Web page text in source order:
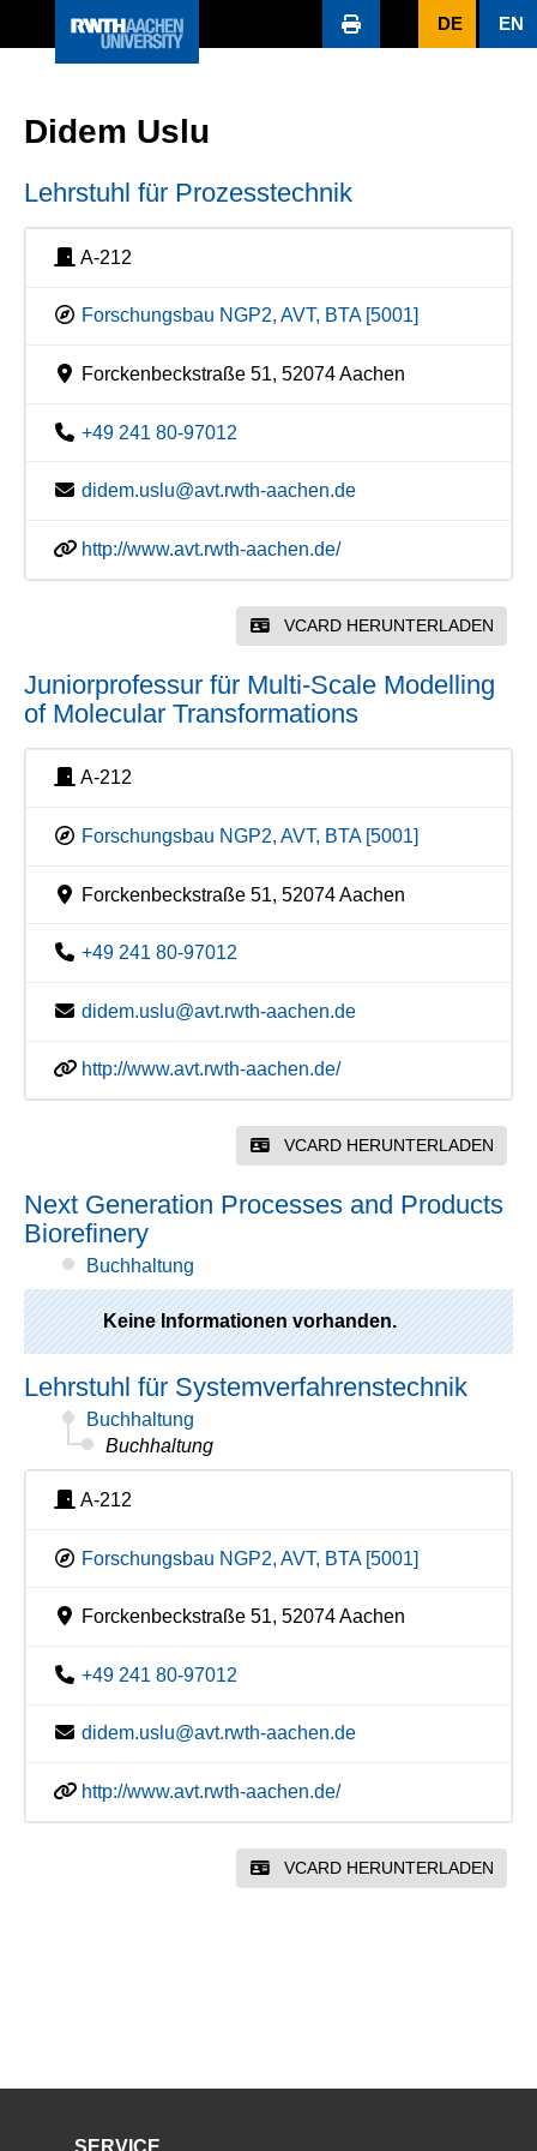
DE EN
Didem Uslu
Lehrstuhl für Prozesstechnik
A-212
Forschungsbau NGP2, AVT, BTA [5001]
Forckenbeckstraße 51, 52074 Aachen
+49 241 80-97012
didem.uslu@avt.rwth-aachen.de
http://www.avt.rwth-aachen.de/
VCARD HERUNTERLADEN
Juniorprofessur für Multi-Scale Modelling
of Molecular Transformations
A-212
Forschungsbau NGP2, AVT, BTA [5001]
Forckenbeckstraße 51, 52074 Aachen
+49 241 80-97012
didem.uslu@avt.rwth-aachen.de
http://www.avt.rwth-aachen.de/
VCARD HERUNTERLADEN
Next Generation Processes and Products
Biorefinery
Buchhaltung
Keine Informationen vorhanden.
Lehrstuhl für Systemverfahrenstechnik
Buchhaltung
Buchhaltung
A-212
Forschungsbau NGP2, AVT, BTA [5001]
Forckenbeckstraße 51, 52074 Aachen
+49 241 80-97012
didem.uslu@avt.rwth-aachen.de
http://www.avt.rwth-aachen.de/
VCARD HERUNTERLADEN
SERVICE